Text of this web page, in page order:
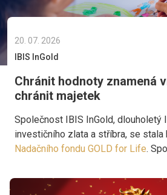
20. 07. 2026
IBIS InGold
Chránit hodnoty znamená
chránit majetek
Společnost IBIS InGold, dlouholetý
investičního zlata a stříbra, se stala
Nadačního fondu GOLD for Life.
skutečně potřebná.